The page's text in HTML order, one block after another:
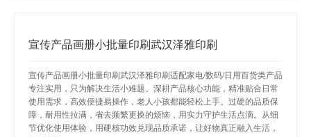
宣传产品画册小批量印刷武汉泽雅印刷
宣传产品画册小批量印刷武汉泽雅印刷适配家电/数码/日用百货类产品
专注实用，只为解决生活小难题。深耕产品核心功能，精准贴合日常
使用需求，高效便捷易操作，老人小孩都能轻松上手。过硬的品质保
障，耐用性拉满，省去频繁更换的烦恼，用实力守护生活点滴。从细
节优化使用体验，用硬核功效兑现品质承诺，让好物真正融入生活，